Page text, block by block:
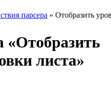
парсера » Отобразить
«Отобразить
листа»